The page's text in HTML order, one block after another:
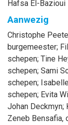
Hafsa El-Bazioui
Aanwezig
Christophe
burgemeester;
schepen; Tine
schepen; Sami
schepen; Isabelle
schepen; Evita
Johan Deckmyn;
Zeneb Bensafia,